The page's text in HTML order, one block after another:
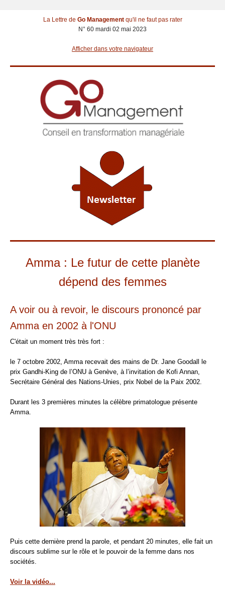
La Lettre de Go Managementqu'il ne faut pas rater
N° 60 mardi 02 mai 2023
Afficher dans votre navigateur
Amma : Le futur de cette planète
dépend des femmes
A voir ou à revoir, le discours prononcé par
Amma en 2002 à l'ONU
C'était un moment très très fort :
le 7 octobre 2002, Amma recevait des mains de Dr. Jane Goodall le
prix Gandhi-King de l’ONU à Genève, à l’invitation de Kofi Annan,
Secrétaire Général des Nations-Unies, prix Nobel de la Paix 2002.
Durant les 3 premières minutes la célèbre primatologue présente
Amma.
Puis cette dernière prend la parole, et pendant 20 minutes, elle fait un
discours sublime sur le rôle et le pouvoir de la femme dans nos
sociétés.
Voir la vidéo...